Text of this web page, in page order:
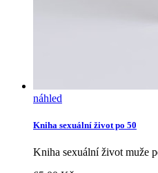
náhled
Kniha sexuální život po 50
Kniha sexuální život muže